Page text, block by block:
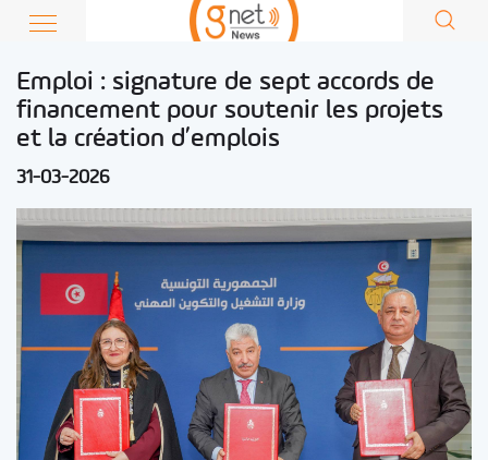
Emploi : signature de sept accords de
financement pour soutenir les projets
et la création d’emplois
31-03-2026